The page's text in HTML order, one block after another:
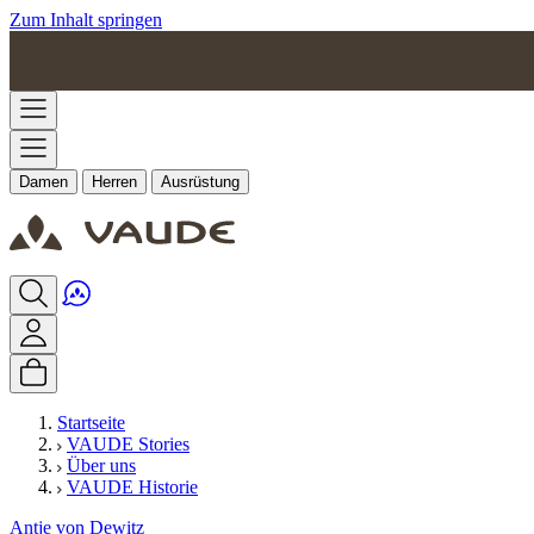
Zum Inhalt springen
Damen Herren Ausrüstung
Startseite
VAUDE Stories
Über uns
VAUDE Historie
Antje von Dewitz